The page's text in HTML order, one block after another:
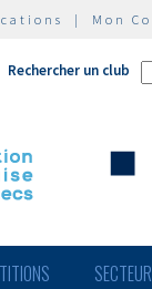
| Mon
Rechercher un club